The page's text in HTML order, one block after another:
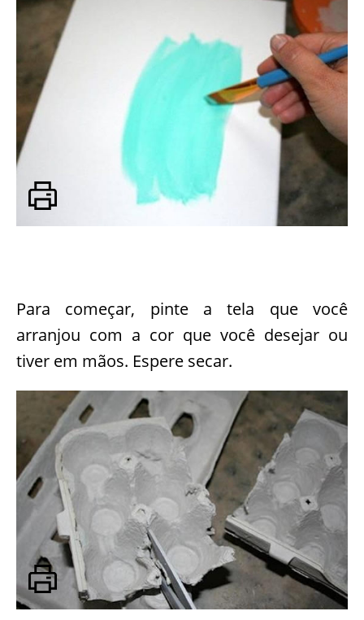
Para começar, pinte a tela que você
arranjou com a cor que você desejar ou
tiver em mãos. Espere secar.